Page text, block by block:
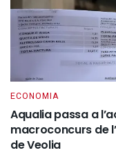
ECONOMIA
Aqualia passa a
macroconcurs de
de Veolia